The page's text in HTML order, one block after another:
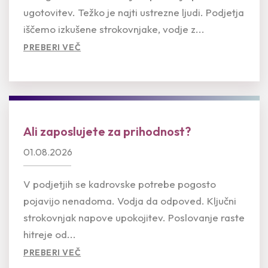
ugotovitev. Težko je najti ustrezne ljudi. Podjetja
iščemo izkušene strokovnjake, vodje z...
PREBERI VEČ
Ali zaposlujete za prihodnost?
01.08.2026
V podjetjih se kadrovske potrebe pogosto
pojavijo nenadoma. Vodja da odpoved. Ključni
strokovnjak napove upokojitev. Poslovanje raste
hitreje od...
PREBERI VEČ